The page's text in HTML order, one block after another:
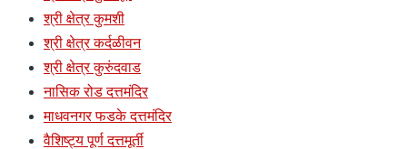
श्री क्षेत्र कुमशी
श्री क्षेत्र कर्दळीवन
श्री क्षेत्र कुरुंदवाड
नासिक रोड दत्तमंदिर
माधवनगर फडके दत्तमंदिर
वैशिष्ट्य पूर्ण दत्तमूर्ती